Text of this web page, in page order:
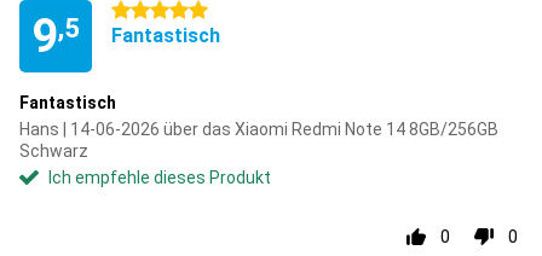
9,5
5 Sterne
Fantastisch
Fantastisch
Hans | 14-06-2026 über das Xiaomi Redmi Note 14 8GB/256GB
Schwarz
Ich empfehle dieses Produkt
0 0